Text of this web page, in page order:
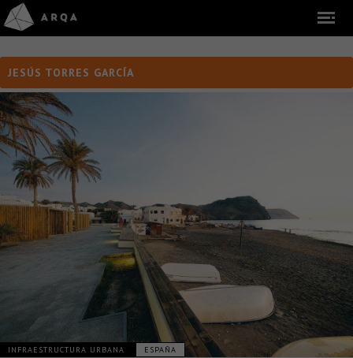
JESÚS TORRES GARCÍA
INFRAESTRUCTURA URBANA ESPAÑA